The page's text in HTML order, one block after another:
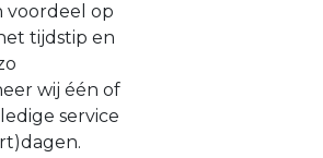
voordeel op
tijdstip en
wij één of
service